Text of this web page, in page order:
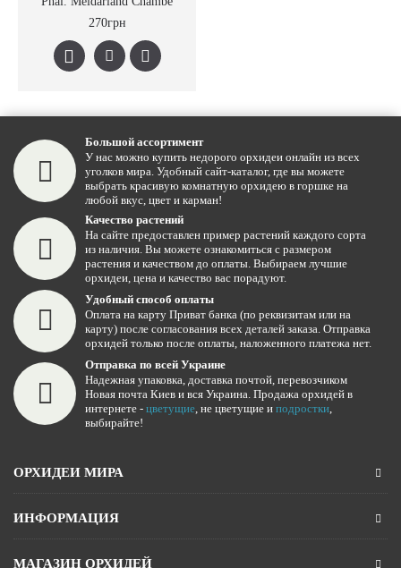
270грн
Большой ассортимент
У нас можно купить недорого орхидеи онлайн из всех
уголков мира. Удобный сайт-каталог, где вы можете
выбрать красивую комнатную орхидею в горшке на
любой вкус, цвет и карман!
Качество растений
На сайте предоставлен пример растений каждого сорта
из наличия. Вы можете ознакомиться с размером
растения и качеством до оплаты. Выбираем лучшие
орхидеи, цена и качество вас порадуют.
Удобный способ оплаты
Оплата на карту Приват банка (по реквизитам или на
карту) после согласования всех деталей заказа. Отправка
орхидей только после оплаты, наложенного платежа нет.
Отправка по всей Украине
Надежная упаковка, доставка почтой, перевозчиком
Новая почта Киев и вся Украина. Продажа орхидей в
интернете - цветущие, не цветущие и подростки,
выбирайте!
ОРХИДЕИ МИРА
ИНФОРМАЦИЯ
МАГАЗИН ОРХИДЕЙ